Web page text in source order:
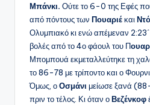
Μπάνκι. Ούτε το 6-0 της Εφές
από πόντους των Πουαριέκαι
Ολυμπιακό κι ενώ απέμεναν
βολές από το 4ο φάουλ του Π
Μπομπουά εκμεταλλεύτηκε τη
το 86-78 με τρίποντο και ο
Όμως, οΟσμάνι μείωσε ξανά (88-
πριν το τέλος. Κι όταν οΒεζένκοφ